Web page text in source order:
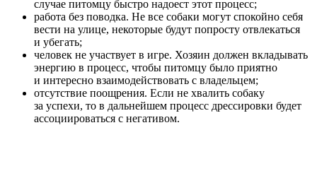
случае питомцу быстро надоест этот процесс;
работа без поводка. Не все собаки могут спокойно себя
вести на улице, некоторые будут попросту отвлекаться
и убегать;
человек не участвует в игре. Хозяин должен вкладывать
энергию в процесс, чтобы питомцу было приятно
и интересно взаимодействовать с владельцем;
отсутствие поощрения. Если не хвалить собаку
за успехи, то в дальнейшем процесс дрессировки будет
ассоциироваться с негативом.